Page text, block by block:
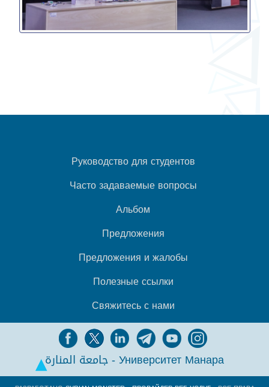
Руководство для студентов
Часто задаваемые вопросы
Альбом
Предложения
Предложения и жалобы
Полезные ссылки
Свяжитесь с нами
جامعة المنارة - Университет Манара